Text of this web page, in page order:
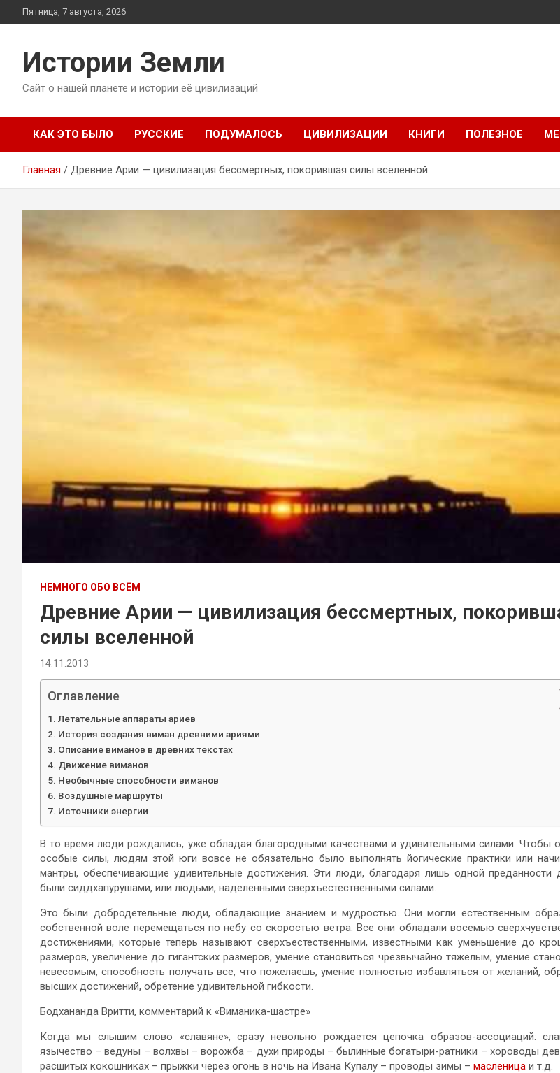
Перейти
к
Пятница, 7 августа, 2026
Истории Земли
Сайт о нашей планете и истории её цивилизаций
КАК ЭТО БЫЛО РУССКИЕ ПОДУМАЛОСЬ ЦИВИЛИЗАЦИИ КНИГИ ПОЛЕЗНОЕ
Главная Древние Арии — цивилизация бессмертных, покорившая силы вселенной
НЕМНОГО ОБО ВСЁМ
Древние Арии — цивилизация бессмертных,
силы вселенной
14.11.2013
Оглавление
Летательные аппараты ариев
История создания виман древними ариями
Описание виманов в древних текстах
Движение виманов
Необычные способности виманов
Воздушные маршруты
Источники энергии
В то время люди рождались, уже обладая благородными качествами и удивительными силами. Чтобы
особые силы, людям этой юги вовсе не обязательно было выполнять йогические практики или
мантры, обеспечивающие удивительные достижения. Эти люди, благодаря лишь одной преданности
были сиддхапурушами, или людьми, наделенными сверхъестественными силами.
Это были добродетельные люди, обладающие знанием и мудростью. Они могли естественным
собственной воле перемещаться по небу со скоростью ветра. Все они обладали восемью
достижениями, которые теперь называют сверхъестественными, известными как уменьшение до
размеров, увеличение до гигантских размеров, умение становиться чрезвычайно тяжелым, умение
невесомым, способность получать все, что пожелаешь, умение полностью избавляться от желаний,
высших достижений, обретение удивительной гибкости.
Бодхананда Вритти, комментарий к «Виманика-шастре»
Когда мы слышим слово «славяне», сразу невольно рождается цепочка образов-ассоциаций:
язычество – ведуны – волхвы – ворожба – духи природы – былинные богатыри-ратники – хороводы
расшитых кокошниках – прыжки через огонь в ночь на Ивана Купалу – проводы зимы – масленица и т.д.